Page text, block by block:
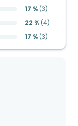
17 % (3)
22 % (4)
17 % (3)